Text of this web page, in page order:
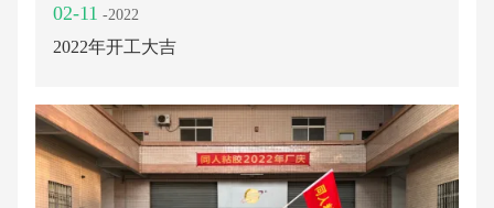
02-11 -2022
2022年开工大吉